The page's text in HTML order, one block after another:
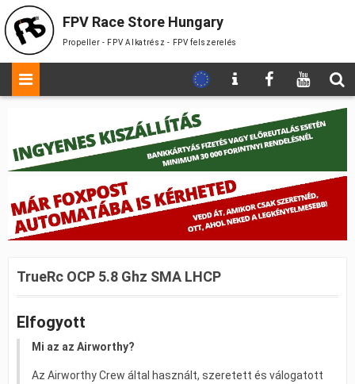
FPV Race Store Hungary
Propeller - FPV Alkatrész - FPV felszerelés
TrueRc OCP 5.8 Ghz SMA LHCP
Elfogyott
Mi az az Airworthy?
Az Airworthy Crew által használt, szeretett és válogatott